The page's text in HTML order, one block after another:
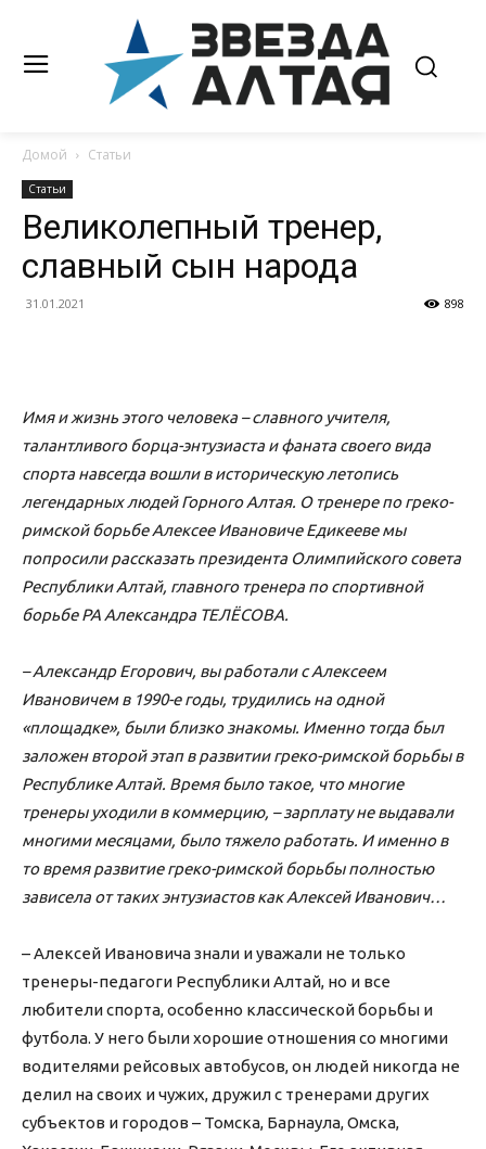
Домой Статьи
Статьи
Великолепный тренер,
славный сын народа
31.01.2021 898
Имя и жизнь этого человека – славного учителя,
талантливого борца-энтузиаста и фаната своего вида
спорта навсегда вошли в историческую летопись
легендарных людей Горного Алтая. О тренере по греко-
римской борьбе Алексее Ивановиче Едикееве мы
попросили рассказать президента Олимпийского совета
Республики Алтай, главного тренера по спортивной
борьбе РА Александра ТЕЛЁСОВА.
– Александр Егорович, вы работали с Алексеем
Ивановичем в 1990-е годы, трудились на одной
«площадке», были близко знакомы. Именно тогда был
заложен второй этап в развитии греко-римской борьбы в
Республике Алтай. Время было такое, что многие
тренеры уходили в коммерцию, – зарплату не выдавали
многими месяцами, было тяжело работать. И именно в
то время развитие греко-римской борьбы полностью
зависела от таких энтузиастов как Алексей Иванович…
– Алексей Ивановича знали и уважали не только
тренеры-педагоги Республики Алтай, но и все
любители спорта, особенно классической борьбы и
футбола. У него были хорошие отношения со многими
водителями рейсовых автобусов, он людей никогда не
делил на своих и чужих, дружил с тренерами других
субъектов и городов – Томска, Барнаула, Омска,